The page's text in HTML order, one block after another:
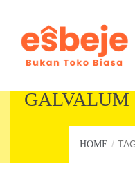
GALVALUM
HOME